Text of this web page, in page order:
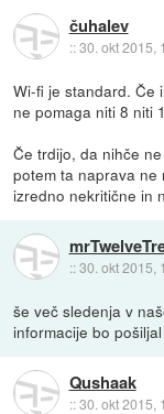
čuhalev
::30. okt 2015,
Wi-fi je standard. Če
ne pomaga niti 8 niti
Če trdijo, da nihče
potem ta naprava ne
izredno nekritične in
::30. okt 2015,
še več sledenja v
informacije bo
Qushaak
::30. okt 2015,